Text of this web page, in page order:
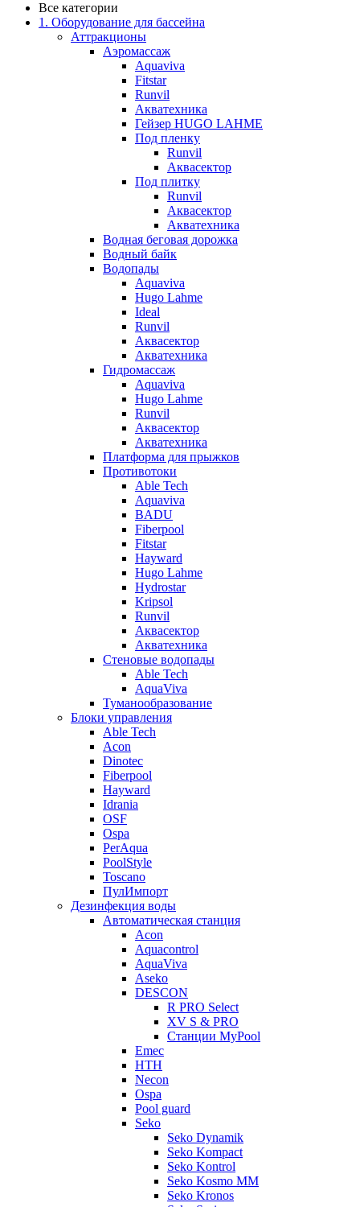
Все категории
1. Оборудование для бассейна
Аттракционы
Аэромассаж
Aquaviva
Fitstar
Runvil
Акватехника
Гейзер HUGO LAHME
Под пленку
Runvil
Аквасектор
Под плитку
Runvil
Аквасектор
Акватехника
Водная беговая дорожка
Водный байк
Водопады
Aquaviva
Hugo Lahme
Ideal
Runvil
Аквасектор
Акватехника
Гидромассаж
Aquaviva
Hugo Lahme
Runvil
Аквасектор
Акватехника
Платформа для прыжков
Противотоки
Able Tech
Aquaviva
BADU
Fiberpool
Fitstar
Hayward
Hugo Lahme
Hydrostar
Kripsol
Runvil
Аквасектор
Акватехника
Стеновые водопады
Able Tech
AquaViva
Туманообразование
Блоки управления
Able Tech
Acon
Dinotec
Fiberpool
Hayward
Idrania
OSF
Ospa
PerAqua
PoolStyle
Toscano
ПулИмпорт
Дезинфекция воды
Автоматическая станция
Acon
Aquacontrol
AquaViva
Aseko
DESCON
R PRO Select
XV S & PRO
Станции MyPool
Emec
HTH
Necon
Ospa
Pool guard
Seko
Seko Dynamik
Seko Kompact
Seko Kontrol
Seko Kosmo MM
Seko Kronos